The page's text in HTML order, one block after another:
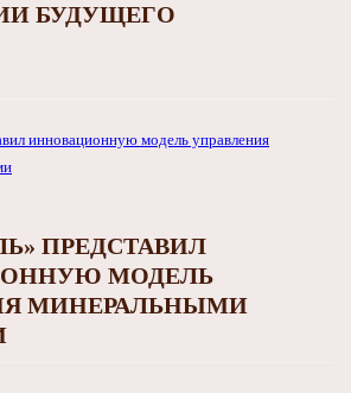
БУДУЩЕГО
ПРЕДСТАВИЛ
МОДЕЛЬ
МИНЕРАЛЬНЫМИ